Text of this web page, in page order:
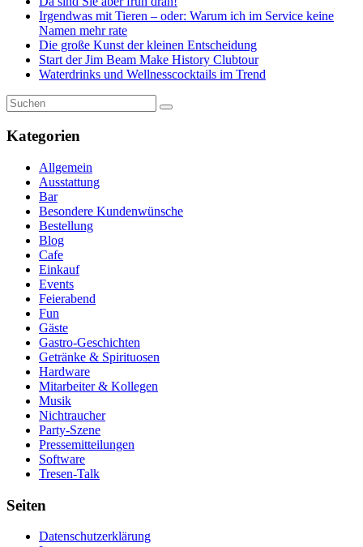
Irgendwas mit Tieren – oder: Warum ich im Service keine
Namen mehr rate
Die große Kunst der kleinen Entscheidung
Start der Jim Beam Make History Clubtour
Waterdrinks und Wellnesscocktails im Trend
Kategorien
Allgemein
Ausstattung
Bar
Besondere Kundenwünsche
Bestellung
Blog
Cafe
Einkauf
Events
Feierabend
Fun
Gäste
Gastro-Geschichten
Getränke & Spirituosen
Hardware
Mitarbeiter & Kollegen
Musik
Nichtraucher
Party-Szene
Pressemitteilungen
Software
Tresen-Talk
Seiten
Datenschutzerklärung